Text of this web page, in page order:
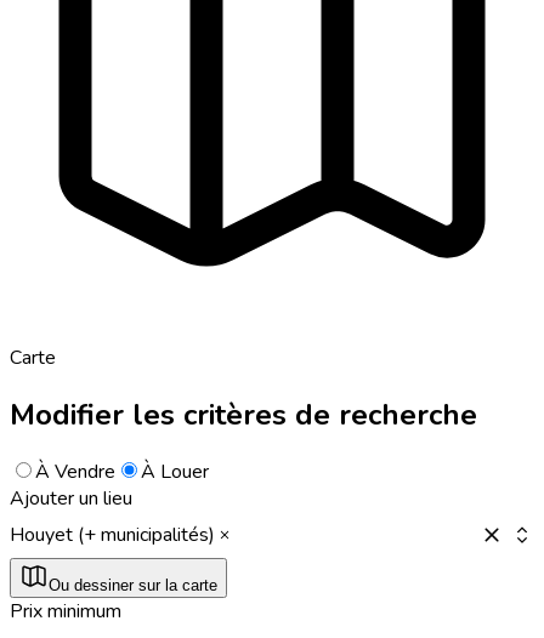
Carte
Modifier les critères de recherche
À Vendre
À Louer
Ajouter un lieu
Houyet (+ municipalités)
Ou dessiner sur la carte
Prix minimum